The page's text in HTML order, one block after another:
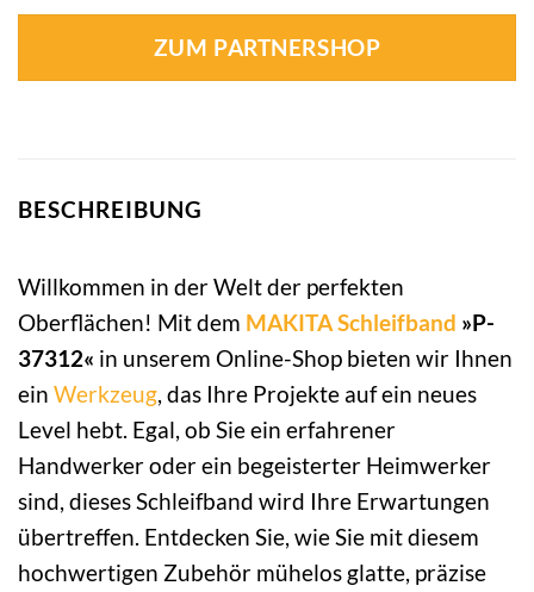
ZUM PARTNERSHOP
BESCHREIBUNG
Willkommen in der Welt der perfekten
Oberflächen! Mit dem MAKITASchleifband »P-
37312« in unserem Online-Shop bieten wir Ihnen
ein Werkzeug , das Ihre Projekte auf ein neues
Level hebt. Egal, ob Sie ein erfahrener
Handwerker oder ein begeisterter Heimwerker
sind, dieses Schleifband wird Ihre Erwartungen
übertreffen. Entdecken Sie, wie Sie mit diesem
hochwertigen Zubehör mühelos glatte, präzise